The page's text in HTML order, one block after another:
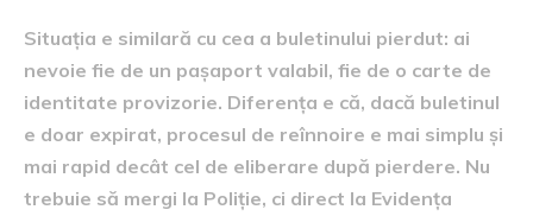
Situația e similară cu cea a buletinului pierdut: ai
nevoie fie de un pașaport valabil, fie de o carte de
identitate provizorie. Diferența e că, dacă buletinul
e doar expirat, procesul de reînnoire e mai simplu și
mai rapid decât cel de eliberare după pierdere. Nu
trebuie să mergi la Poliție, ci direct la Evidența